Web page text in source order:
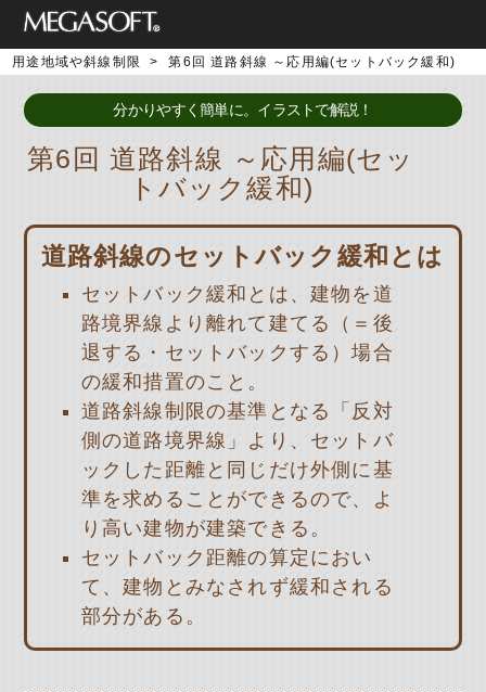
用途地域や斜線制限 > 第6回 道路斜線 ～応用編(セットバック緩和)
分かりやすく簡単に。イラストで解説！
第6回 道路斜線 ～応用編(セッ
トバック緩和)
道路斜線のセットバック緩和とは
セットバック緩和とは、建物を道
路境界線より離れて建てる（＝後
退する・セットバックする）場合
の緩和措置のこと。
道路斜線制限の基準となる「反対
側の道路境界線」より、セットバ
ックした距離と同じだけ外側に基
準を求めることができるので、よ
り高い建物が建築できる。
セットバック距離の算定におい
て、建物とみなされず緩和される
部分がある。